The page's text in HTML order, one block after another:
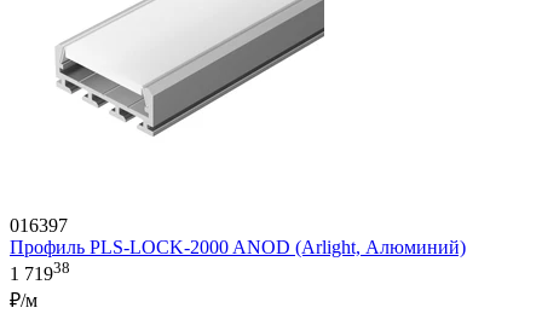
016397
Профиль PLS-LOCK-2000 ANOD (Arlight, Алюминий)
1 71938
₽/м